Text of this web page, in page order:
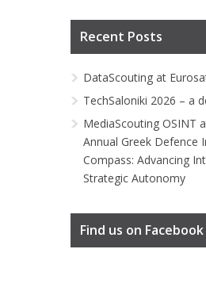
Recent Posts
DataScouting at
TechSaloniki 2026 – a
MediaScouting OSINT
Annual Greek Defence
Compass: Advancing
Strategic Autonomy
Find us on Facebook